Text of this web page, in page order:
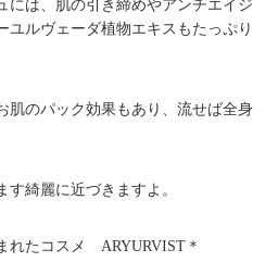
には、肌の引き締めやアンチエイジ
ユルヴェーダ植物エキスもたっぷり
肌のパック効果もあり、流せば全身
綺麗に近づきますよ。
れたコスメ ARYURVIST＊